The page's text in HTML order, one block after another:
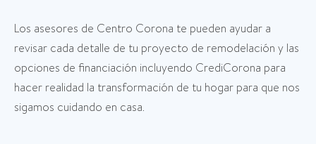
Los asesores de Centro Corona te pueden ayudar a
revisar cada detalle de tu proyecto de remodelación y las
opciones de financiación incluyendo CrediCorona para
hacer realidad la transformación de tu hogar para que nos
sigamos cuidando en casa.